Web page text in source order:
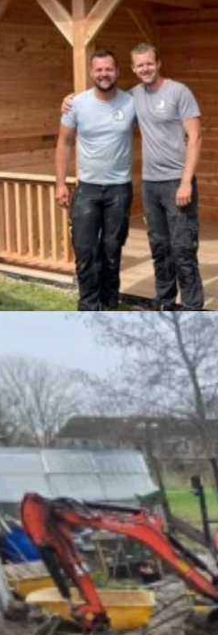
waar we
strak, professioneel en met oog